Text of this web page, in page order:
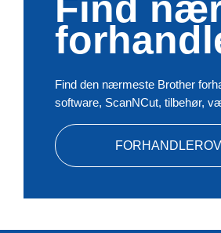
Find den nærmeste Brother
software, ScanNCut, tilbehør,